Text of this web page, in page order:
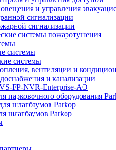
и управления
сигнализации
сигнализации
системы пожаротушения
системы
системы
вентиляции и
и канализации
FP-NVR-Enterprise-AO
парковочного оборудования
шлагбаумов Parkop
шлагбаумов Parkop